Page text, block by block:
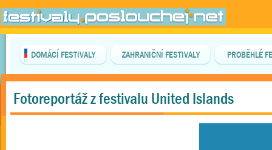
DOMÁCÍ FESTIVALY ZAHRANIČNÍ FESTIVALY PROBĚHLÉ
Fotoreportáž z festivalu United Islands